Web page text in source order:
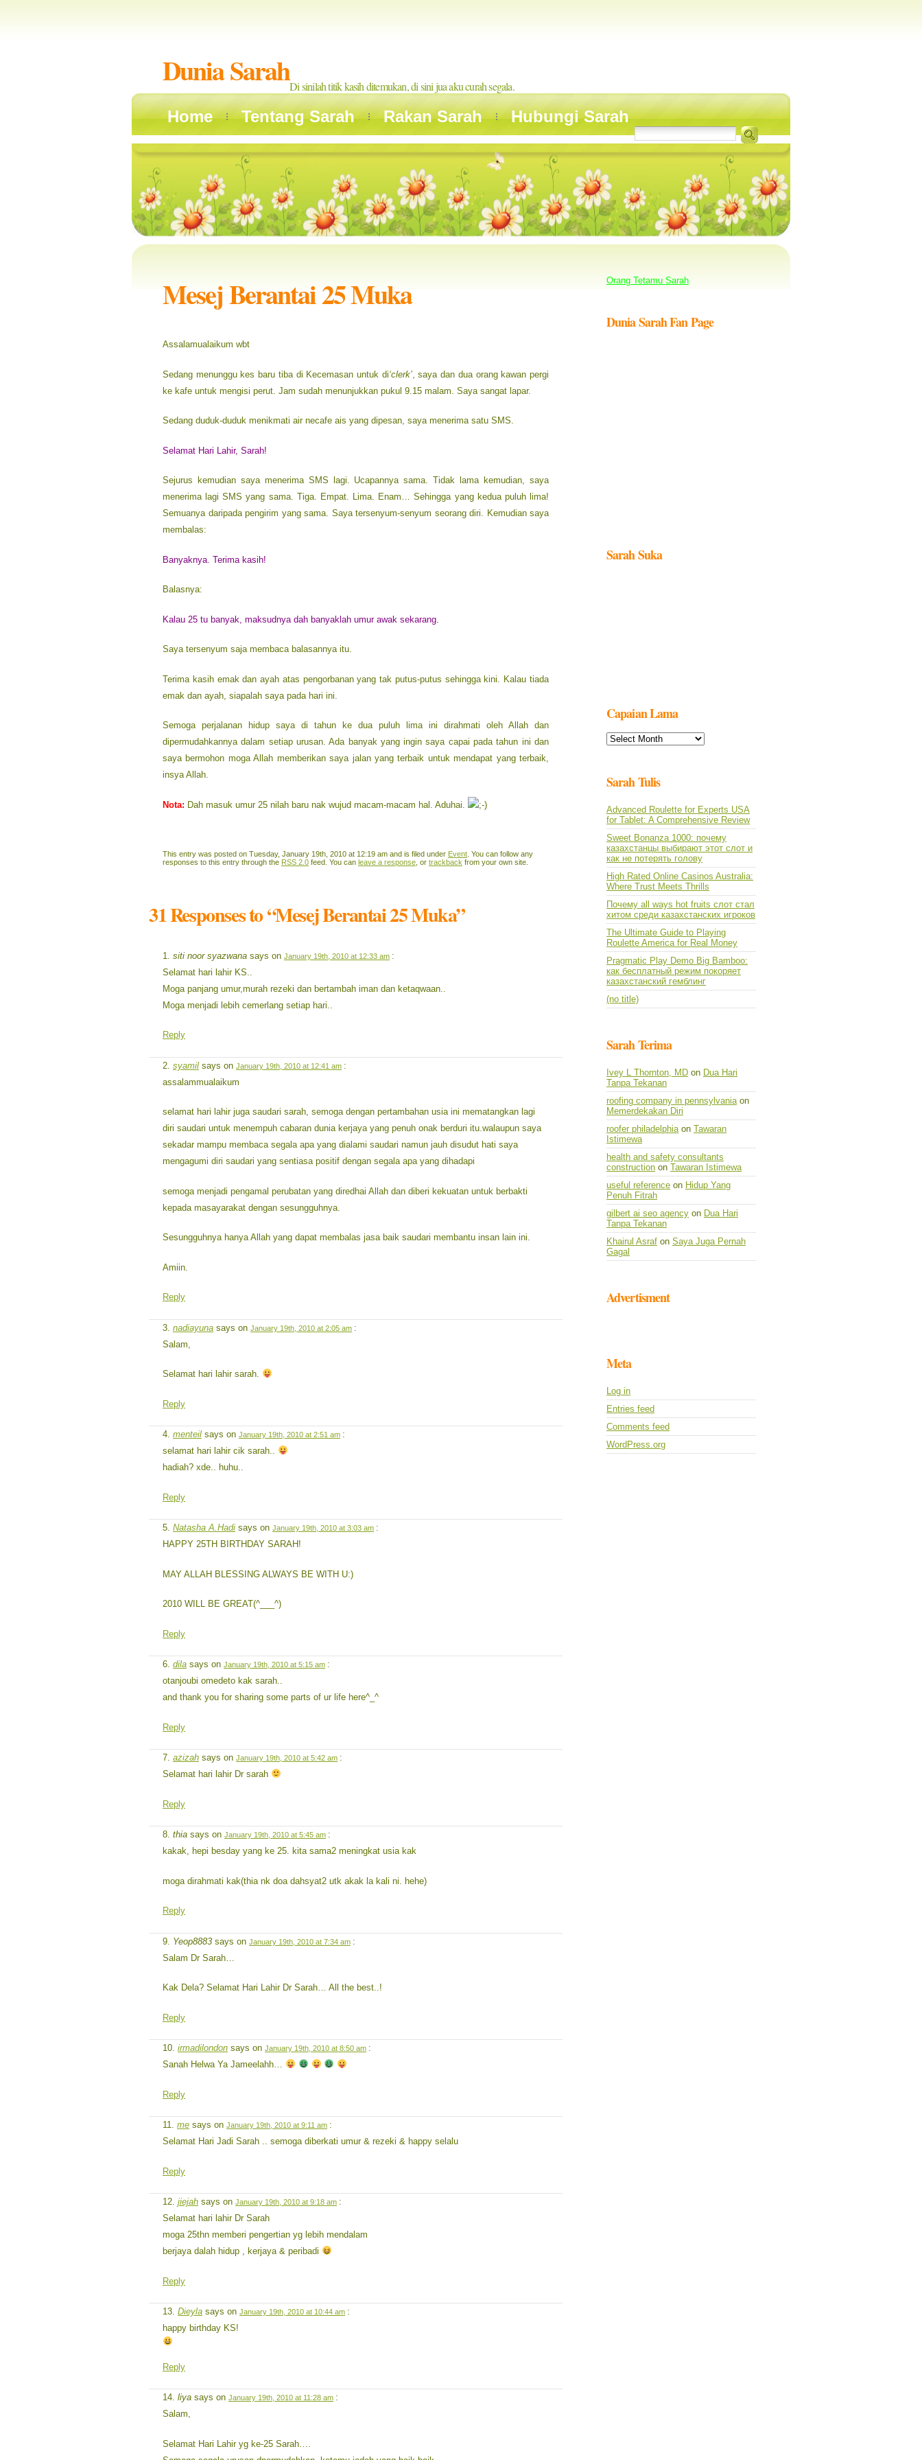
Dunia SarahDi sinilah titik kasih ditemukan, di sini jua aku curah segala.
Home Tentang Sarah Rakan Sarah Hubungi Sarah
Mesej Berantai 25 Muka
Assalamualaikum wbt
Sedang menunggu kes baru tiba di Kecemasan untuk di‘clerk’, saya dan dua orang kawan pergi
ke kafe untuk mengisi perut. Jam sudah menunjukkan pukul 9.15 malam. Saya sangat lapar.
Sedang duduk-duduk menikmati air necafe ais yang dipesan, saya menerima satu SMS.
Selamat Hari Lahir, Sarah!
Sejurus kemudian saya menerima SMS lagi. Ucapannya sama. Tidak lama kemudian, saya
menerima lagi SMS yang sama. Tiga. Empat. Lima. Enam… Sehingga yang kedua puluh lima!
Semuanya daripada pengirim yang sama. Saya tersenyum-senyum seorang diri. Kemudian saya
membalas:
Banyaknya. Terima kasih!
Balasnya:
Kalau 25 tu banyak, maksudnya dah banyaklah umur awak sekarang.
Saya tersenyum saja membaca balasannya itu.
Terima kasih emak dan ayah atas pengorbanan yang tak putus-putus sehingga kini. Kalau tiada
emak dan ayah, siapalah saya pada hari ini.
Semoga perjalanan hidup saya di tahun ke dua puluh lima ini dirahmati oleh Allah dan
dipermudahkannya dalam setiap urusan. Ada banyak yang ingin saya capai pada tahun ini dan
saya bermohon moga Allah memberikan saya jalan yang terbaik untuk mendapat yang terbaik,
insya Allah.
Nota: Dah masuk umur 25 nilah baru nak wujud macam-macam hal. Aduhai.
This entry was posted on Tuesday, January 19th, 2010 at 12:19 am and is filed under Event . You can follow any
responses to this entry through the RSS 2.0 feed. You can leave a response , or trackback from your own site.
31 Responses to “Mesej Berantai 25 Muka”
siti noor syazwana says on January 19th, 2010 at 12:33 am :
Selamat hari lahir KS..
Moga panjang umur,murah rezeki dan bertambah iman dan ketaqwaan..
Moga menjadi lebih cemerlang setiap hari..
Reply
syamil says on January 19th, 2010 at 12:41 am :
assalammualaikum
selamat hari lahir juga saudari sarah, semoga dengan pertambahan usia ini mematangkan lagi
diri saudari untuk menempuh cabaran dunia kerjaya yang penuh onak berduri itu.walaupun saya
sekadar mampu membaca segala apa yang dialami saudari namun jauh disudut hati saya
mengagumi diri saudari yang sentiasa positif dengan segala apa yang dihadapi
semoga menjadi pengamal perubatan yang diredhai Allah dan diberi kekuatan untuk berbakti
kepada masayarakat dengan sesungguhnya.
Sesungguhnya hanya Allah yang dapat membalas jasa baik saudari membantu insan lain ini.
Amiin.
Reply
nadiayuna says on January 19th, 2010 at 2:05 am :
Salam,
Selamat hari lahir sarah.
Reply
menteil says on January 19th, 2010 at 2:51 am :
selamat hari lahir cik sarah..
hadiah? xde.. huhu..
Reply
Natasha A.Hadi says on January 19th, 2010 at 3:03 am :
HAPPY 25TH BIRTHDAY SARAH!
MAY ALLAH BLESSING ALWAYS BE WITH U:)
2010 WILL BE GREAT(^___^)
Reply
dila says on January 19th, 2010 at 5:15 am :
otanjoubi omedeto kak sarah..
and thank you for sharing some parts of ur life here^_^
Reply
azizah says on January 19th, 2010 at 5:42 am :
Selamat hari lahir Dr sarah
Reply
thia says on January 19th, 2010 at 5:45 am :
kakak, hepi besday yang ke 25. kita sama2 meningkat usia kak
moga dirahmati kak(thia nk doa dahsyat2 utk akak la kali ni. hehe)
Reply
Yeop8883 says on January 19th, 2010 at 7:34 am :
Salam Dr Sarah…
Kak Dela? Selamat Hari Lahir Dr Sarah… All the best..!
Reply
irmadilondon says on January 19th, 2010 at 8:50 am :
Sanah Helwa Ya Jameelahh…
Reply
me says on January 19th, 2010 at 9:11 am :
Selamat Hari Jadi Sarah .. semoga diberkati umur & rezeki & happy selalu
Reply
jiejah says on January 19th, 2010 at 9:18 am :
Selamat hari lahir Dr Sarah
moga 25thn memberi pengertian yg lebih mendalam
berjaya dalah hidup , kerjaya & peribadi
Reply
Dieyla says on January 19th, 2010 at 10:44 am :
happy birthday KS!
Reply
liya says on January 19th, 2010 at 11:28 am :
Salam,
Selamat Hari Lahir yg ke-25 Sarah….
Orang Tetamu Sarah
Dunia Sarah Fan Page
Sarah Suka
Capaian Lama
Capaian
Lama
Sarah Tulis
Advanced Roulette for Experts USA
for Tablet: A Comprehensive Review
Sweet Bonanza 1000: почему
казахстанцы выбирают этот слот и
как не потерять голову
High Rated Online Casinos Australia:
Where Trust Meets Thrills
Почему all ways hot fruits слот стал
хитом среди казахстанских игроков
The Ultimate Guide to Playing
Roulette America for Real Money
Pragmatic Play Demo Big Bamboo:
как бесплатный режим покоряет
казахстанский гемблинг
(no title)
Sarah Terima
Ivey L Thornton, MD on Dua Hari
Tanpa Tekanan
roofing company in pennsylvaniaon
Memerdekakan Diri
roofer philadelphiaon Tawaran
Istimewa
health and safety consultants
construction on Tawaran Istimewa
useful reference on Hidup Yang
Penuh Fitrah
gilbert ai seo agency on Dua Hari
Tanpa Tekanan
Khairul Asraf on Saya Juga Pernah
Gagal
Advertisment
Meta
Log in
Entries feed
Comments feed
WordPress.org